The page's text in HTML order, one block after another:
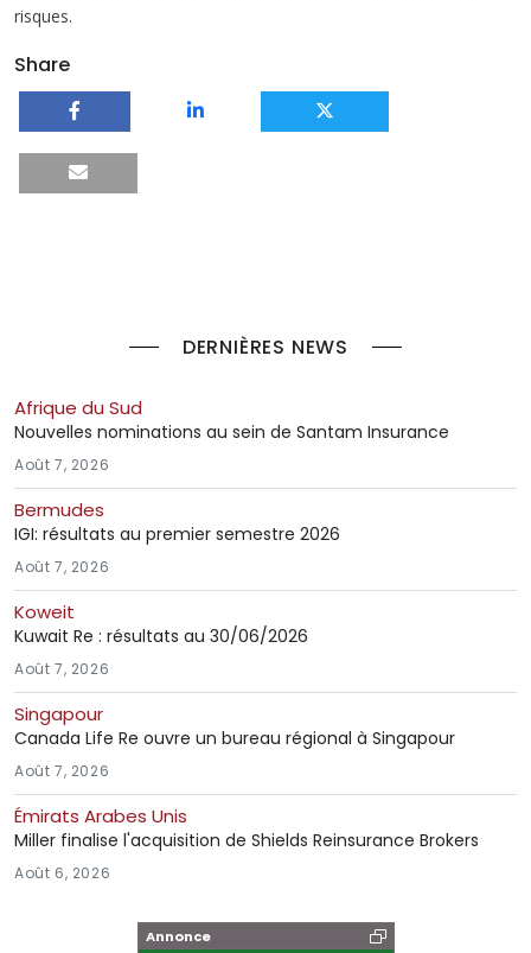
risques.
Share
DERNIÈRES NEWS
Afrique du Sud
Nouvelles nominations au sein de Santam Insurance
Août 7, 2026
Bermudes
IGI: résultats au premier semestre 2026
Août 7, 2026
Koweit
Kuwait Re : résultats au 30/06/2026
Août 7, 2026
Singapour
Canada Life Re ouvre un bureau régional à Singapour
Août 7, 2026
Émirats Arabes Unis
Miller finalise l'acquisition de Shields Reinsurance Brokers
Août 6, 2026
Annonce